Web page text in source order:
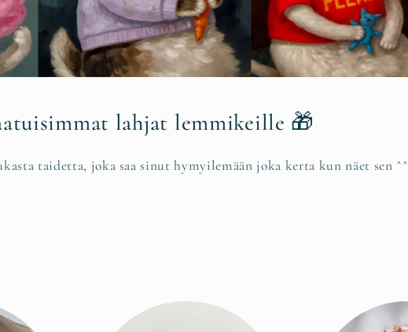
lahjat lemmikeille 🎁
taidetta, joka saa sinut hymyilemään joka kerta kun näet sen ^^